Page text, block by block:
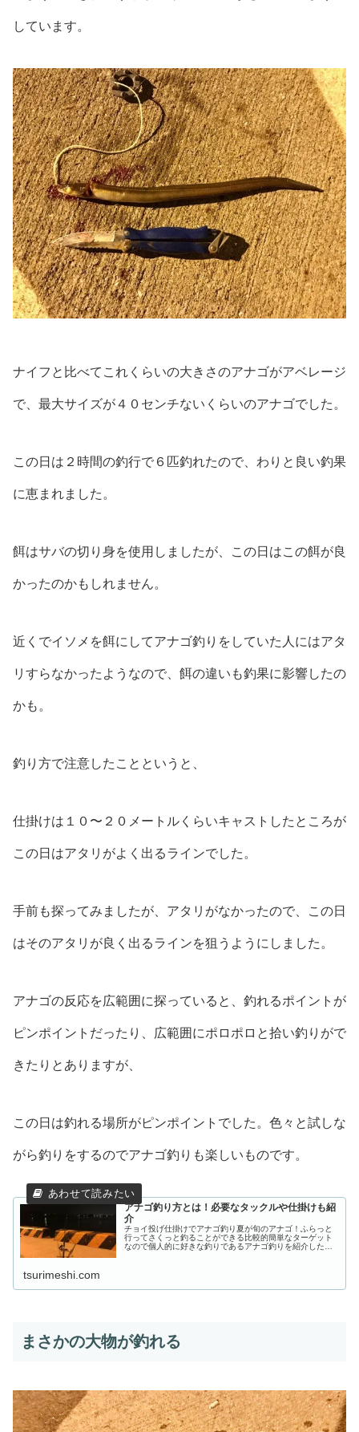
しています。
ナイフと比べてこれくらいの大きさのアナゴがアベレージ
で、最大サイズが４０センチないくらいのアナゴでした。
この日は２時間の釣行で６匹釣れたので、わりと良い釣果
に恵まれました。
餌はサバの切り身を使用しましたが、この日はこの餌が良
かったのかもしれません。
近くでイソメを餌にしてアナゴ釣りをしていた人にはアタ
リすらなかったようなので、餌の違いも釣果に影響したの
かも。
釣り方で注意したことというと、
仕掛けは１０〜２０メートルくらいキャストしたところが
この日はアタリがよく出るラインでした。
手前も探ってみましたが、アタリがなかったので、この日
はそのアタリが良く出るラインを狙うようにしました。
アナゴの反応を広範囲に探っていると、釣れるポイントが
ピンポイントだったり、広範囲にポロポロと拾い釣りがで
きたりとありますが、
この日は釣れる場所がピンポイントでした。色々と試しな
がら釣りをするのでアナゴ釣りも楽しいものです。
アナゴ釣り方とは！必要なタックルや仕掛けも紹
介
チョイ投げ仕掛けでアナゴ釣り夏が旬のアナゴ！ふらっと
行ってさくっと釣ることができる比較的簡単なターゲット
なので個人的に好きな釣りであるアナゴ釣りを紹介したい
tsurimeshi.com
まさかの大物が釣れる